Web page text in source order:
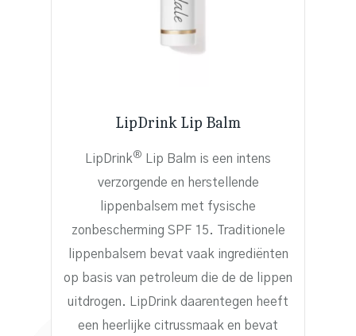
LipDrink Lip Balm
LipDrink®
Lip Balm is een intens
verzorgende en herstellende
lippenbalsem met fysische
zonbescherming SPF 15. Traditionele
lippenbalsem bevat vaak ingrediënten
op basis van petroleum die de de lippen
uitdrogen. LipDrink daarentegen heeft
een heerlijke citrussmaak en bevat